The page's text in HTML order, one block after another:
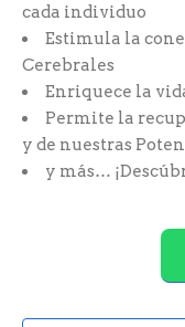
cada individuo
Estimula la
Cerebrales
Enriquece la
Permite la
y de nuestras
y más…